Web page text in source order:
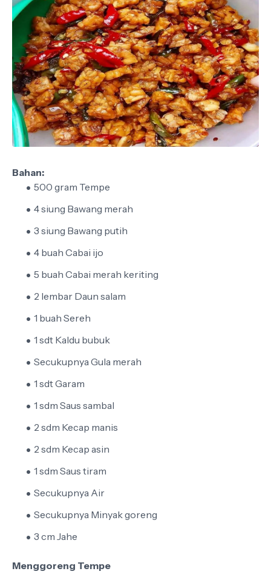
Bahan:
500 gram Tempe
4 siung Bawang merah
3 siung Bawang putih
4 buah Cabai ijo
5 buah Cabai merah keriting
2 lembar Daun salam
1 buah Sereh
1 sdt Kaldu bubuk
Secukupnya Gula merah
1 sdt Garam
1 sdm Saus sambal
2 sdm Kecap manis
2 sdm Kecap asin
1 sdm Saus tiram
Secukupnya Air
Secukupnya Minyak goreng
3 cm Jahe
Menggoreng Tempe